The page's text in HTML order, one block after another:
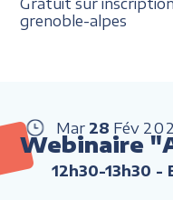
grenoble-alpes
Mar 28 Fév
Webinaire
12h30-13h30 -